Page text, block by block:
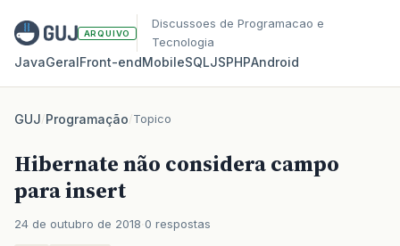
ARQUIVO
Discussoes de Programacao e
Tecnologia
JavaGeralFront‑endMobileSQLJSPHPAndroid
GUJ/Programação/Topico
Hibernate não considera campo
para insert
24 de outubro de 2018 0 respostas